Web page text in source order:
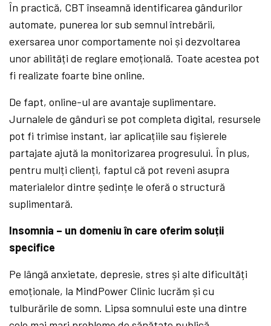
În practică, CBT înseamnă identificarea gândurilor
automate, punerea lor sub semnul întrebării,
exersarea unor comportamente noi și dezvoltarea
unor abilități de reglare emoțională. Toate acestea pot
fi realizate foarte bine online.
De fapt, online-ul are avantaje suplimentare.
Jurnalele de gânduri se pot completa digital, resursele
pot fi trimise instant, iar aplicațiile sau fișierele
partajate ajută la monitorizarea progresului. În plus,
pentru mulți clienți, faptul că pot reveni asupra
materialelor dintre ședințe le oferă o structură
suplimentară.
Insomnia – un domeniu în care oferim soluții
specifice
Pe lângă anxietate, depresie, stres și alte dificultăți
emoționale, la MindPower Clinic lucrăm și cu
tulburările de somn. Lipsa somnului este una dintre